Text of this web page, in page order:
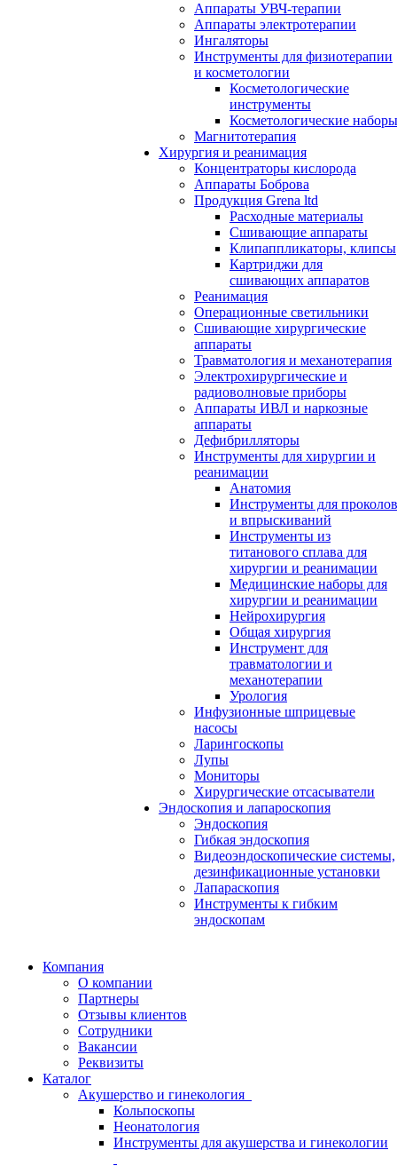
Аппараты УВЧ-терапии
Аппараты электротерапии
Ингаляторы
Инструменты для физиотерапии
и косметологии
Косметологические
инструменты
Косметологические наборы
Магнитотерапия
Хирургия и реанимация
Концентраторы кислорода
Аппараты Боброва
Продукция Grena ltd
Расходные материалы
Сшивающие аппараты
Клипаппликаторы, клипсы
Картриджи для
сшивающих аппаратов
Реанимация
Операционные светильники
Сшивающие хирургические
аппараты
Травматология и механотерапия
Электрохирургические и
радиоволновые приборы
Аппараты ИВЛ и наркозные
аппараты
Дефибрилляторы
Инструменты для хирургии и
реанимации
Анатомия
Инструменты для проколов
и впрыскиваний
Инструменты из
титанового сплава для
хирургии и реанимации
Медицинские наборы для
хирургии и реанимации
Нейрохирургия
Общая хирургия
Инструмент для
травматологии и
механотерапии
Урология
Инфузионные шприцевые
насосы
Ларингоскопы
Лупы
Мониторы
Хирургические отсасыватели
Эндоскопия и лапароскопия
Эндоскопия
Гибкая эндоскопия
Видеоэндоскопические системы,
дезинфикационные установки
Лапараскопия
Инструменты к гибким
эндоскопам
Компания
О компании
Партнеры
Отзывы клиентов
Сотрудники
Вакансии
Реквизиты
Каталог
Акушерство и гинекология
Кольпоскопы
Неонатология
Инструменты для акушерства и гинекологии